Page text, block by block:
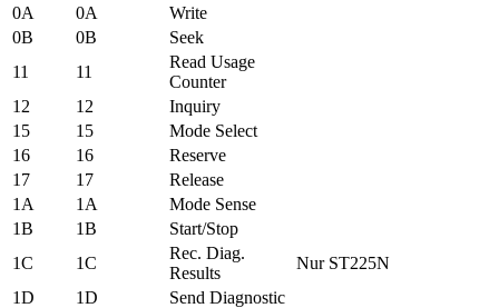
0A
0A
Write
0B
0B
Seek
11
11
Read Usage
Counter
12
12
Inquiry
15
15
Mode Select
16
16
Reserve
17
17
Release
1A
1A
Mode Sense
1B
1B
Start/Stop
1C
1C
Rec. Diag.
Results
Nur ST225N
1D
1D
Send Diagnostic